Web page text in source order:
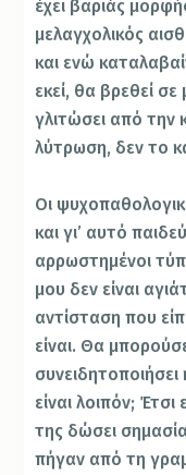
έχει βαριάς
μελαγχολικός
και ενώ
εκεί, θα βρεθεί
γλιτώσει από την
λύτρωση, δεν το
Οι
και γι’ αυτό
αρρωστημένοι
μου δεν είναι
αντίσταση που
είναι. Θα
είναι λοιπόν;
της δώσει
πήγαν από τη